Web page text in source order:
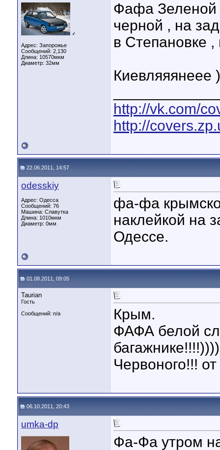
♂
Адрес: Запорожье
Сообщений: 2,130
Длина: 10570мкм
Диаметр: 32мм
Фафа Зеленой
черной , на
в Степановке
Киевляяянеее
http://vk.com/
http://
22.06.2011, 14:57
odesskiy
Адрес: Одесса
Сообщений: 76
Машина: Славутка
Длина: 1010мкм
Диаметр: 0мм
фа-фа
наклейкой на
Одессе.
01.08.2011, 09:05
Taurian
Гость
Сообщений: n/a
Крым.
ФАФА белой
Червоного!!!
06.10.2011, 20:43
umka-dp
Фа-Фа утром